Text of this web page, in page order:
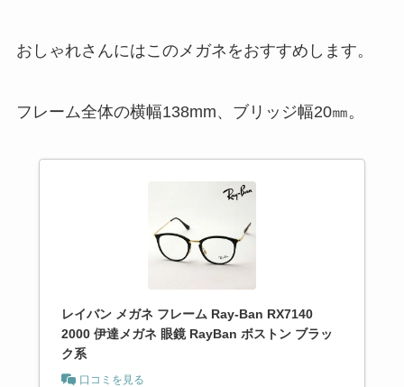
おしゃれさんにはこのメガネをおすすめします。
フレーム全体の横幅138mm、ブリッジ幅20㎜。
レイバン メガネ フレーム Ray-Ban RX7140
2000 伊達メガネ 眼鏡 RayBan ボストン ブラッ
ク系
口コミを見る